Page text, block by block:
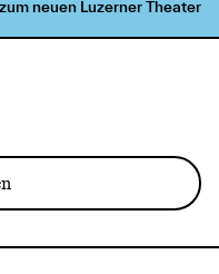
neuen Luzerner Theater